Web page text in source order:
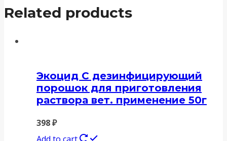
Related products
Экоцид С дезинфицирующий
порошок для приготовления
раствора вет. применение 50г
398₽
Add to cart